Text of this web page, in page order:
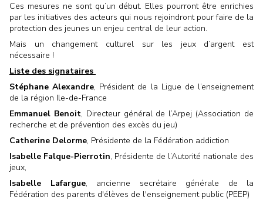
Ces mesures ne sont qu’un début. Elles pourront être enrichies
par les initiatives des acteurs qui nous rejoindront pour faire de la
protection des jeunes un enjeu central de leur action.
Mais un changement culturel sur les jeux d’argent est
nécessaire !
Liste des signataires
Stéphane Alexandre, Président de la Ligue de l’enseignement
de la région Ile-de-France
Emmanuel Benoit, Directeur général de l’Arpej (Association de
recherche et de prévention des excès du jeu)
Catherine Delorme, Présidente de la Fédération addiction
Isabelle Falque-Pierrotin, Présidente de l’Autorité nationale des
jeux,
Isabelle Lafargue, ancienne secrétaire générale de la
Fédération des parents d'élèves de l'enseignement public (PEEP)